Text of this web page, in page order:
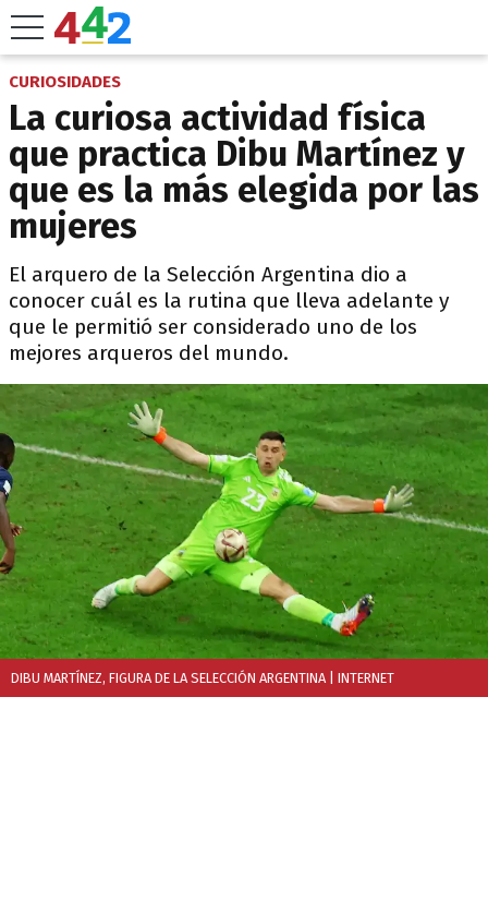
CURIOSIDADES
La curiosa actividad física
que practica Dibu Martínez y
que es la más elegida por las
mujeres
El arquero de la Selección Argentina dio a
conocer cuál es la rutina que lleva adelante y
que le permitió ser considerado uno de los
mejores arqueros del mundo.
DIBU MARTÍNEZ, FIGURA DE LA SELECCIÓN ARGENTINA | INTERNET